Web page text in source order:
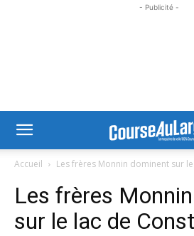
- Publicité -
Accueil Les frères Monnin dominent sur
Les frères
sur le lac de